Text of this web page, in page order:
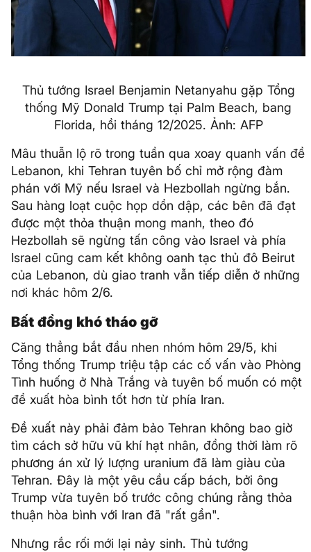
Thủ tướng Israel Benjamin Netanyahu gặp Tổng
thống Mỹ Donald Trump tại Palm Beach, bang
Florida, hồi tháng 12/2025. Ảnh: AFP
Mâu thuẫn lộ rõ trong tuần qua xoay quanh vấn đề
Lebanon, khi Tehran tuyên bố chỉ mở rộng đàm
phán với Mỹ nếu Israel và Hezbollah ngừng bắn.
Sau hàng loạt cuộc họp dồn dập, các bên đã đạt
được một thỏa thuận mong manh, theo đó
Hezbollah sẽ ngừng tấn công vào Israel và phía
Israel cũng cam kết không oanh tạc thủ đô Beirut
của Lebanon, dù giao tranh vẫn tiếp diễn ở những
nơi khác hôm 2/6.
Bất đồng khó tháo gỡ
Căng thẳng bắt đầu nhen nhóm hôm 29/5, khi
Tổng thống Trump triệu tập các cố vấn vào Phòng
Tình huống ở Nhà Trắng và tuyên bố muốn có một
đề xuất hòa bình tốt hơn từ phía Iran.
Đề xuất này phải đảm bảo Tehran không bao giờ
tìm cách sở hữu vũ khí hạt nhân, đồng thời làm rõ
phương án xử lý lượng uranium đã làm giàu của
Tehran. Đây là một yêu cầu cấp bách, bởi ông
Trump vừa tuyên bố trước công chúng rằng thỏa
thuận hòa bình với Iran đã "rất gần".
Nhưng rắc rối mới lại nảy sinh. Thủ tướng